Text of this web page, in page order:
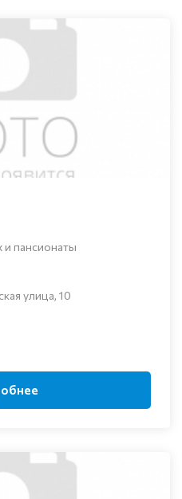
пансионаты
улица, 10